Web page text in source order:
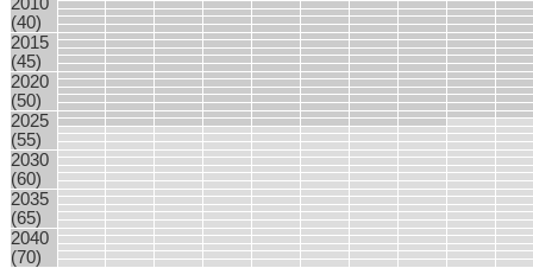
(40)
2015
(45)
2020
(50)
2025
(55)
2030
(60)
2035
(65)
2040
(70)